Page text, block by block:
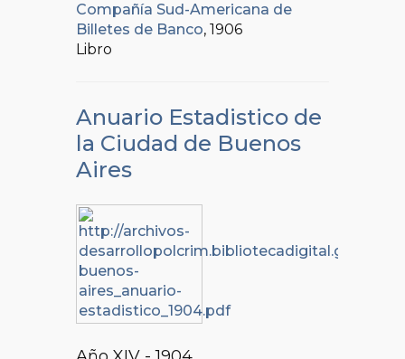
Compañía Sud-Americana de
Billetes de Banco, 1906
Libro
Anuario Estadistico de
la Ciudad de Buenos
Aires